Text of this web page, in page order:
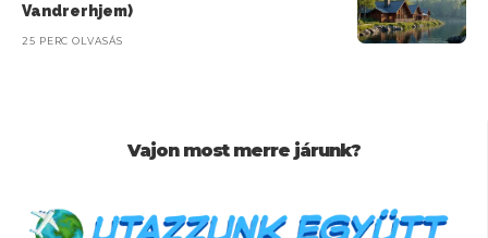
Vandrerhjem)
25 PERC OLVASÁS
Vajon most merre járunk?